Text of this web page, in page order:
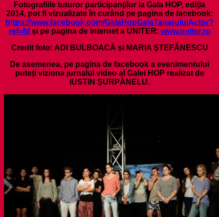
Fotografiile tuturor participanţilor la Gala HOP, ediţia
2014, pot fi vizualizate în curând pe pagina de facebook:
https://www.facebook.com/GalaHopGalaTanaruluiActor?
ref=hl şi pe pagina de internet a UNITER: www.uniter.ro
Credit foto: ADI BULBOACĂ şi MARIA ŞTEFĂNESCU
De asemenea, pe pagina de facebook a evenimentului
puteţi viziona jurnalul video al Galei HOP realizat de
IUSTIN ŞURPĂNELU.